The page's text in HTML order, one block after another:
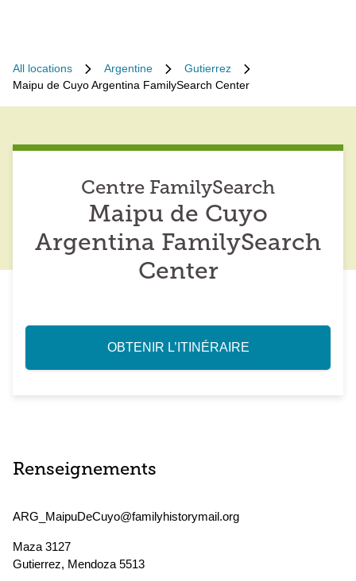
All locations Argentine
Gutierrez
Maipu de Cuyo Argentina FamilySearch Center
Centre FamilySearch
Maipu de Cuyo
Argentina FamilySearch
Center
OBTENIR L’ITINÉRAIRE
Renseignements
ARG_MaipuDeCuyo@familyhistorymail.org
Maza 3127
Gutierrez, Mendoza 5513